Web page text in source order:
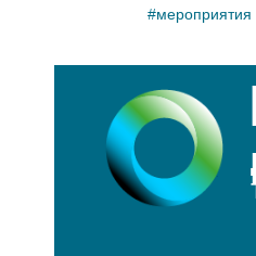
#мероприятия